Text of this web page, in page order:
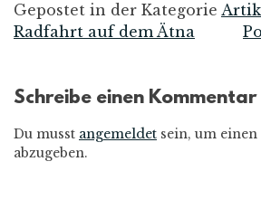
Gepostet in der Kategorie
Navigation
Radfahrt auf dem Ätna
Schreibe einen Kommentar
Du musst angemeldet sein, um
abzugeben.